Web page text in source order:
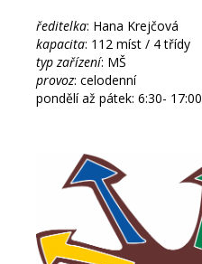
ředitelka: Hana Krejčová
kapacita: 112 míst / 4 třídy
typ zařízení: MŠ
provoz: celodenní
pondělí až pátek: 6:30- 17:00